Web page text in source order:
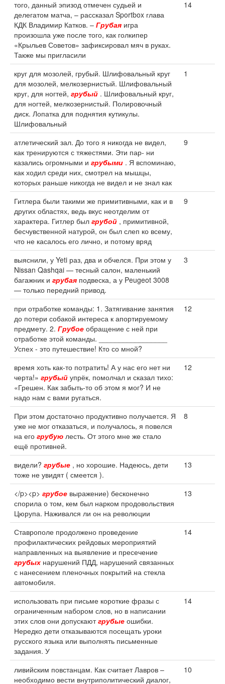
того, данный эпизод отмечен судьей и
делегатом матча, – рассказал Sportbox глава
КДК Владимир Катков. – Грубая игра
произошла уже после того, как голкипер
«Крыльев Советов» зафиксировал мяч в руках.
Также мы пригласили
14
круг для мозолей, грубый. Шлифовальный круг
для мозолей, мелкозернистый. Шлифовальный
круг, для ногтей, грубый . Шлифовальный круг,
для ногтей, мелкозернистый. Полировочный
диск. Лопатка для поднятия кутикулы.
Шлифовальный
1
атлетический зал. До того я никогда не видел,
как тренируются с тяжестями. Эти пар- ни
казались огромными и грубыми . Я вспоминаю,
как ходил среди них, смотрел на мышцы,
которых раньше никогда не видел и не знал как
9
Гитлера были такими же примитивными, как и в
других областях, ведь вкус неотделим от
характера. Гитлер был грубой , примитивной,
бесчувственной натурой, он был слеп ко всему,
что не касалось его лично, и потому вряд
9
выяснили, у Yeti раз, два и обчелся. При этом у
Nissan Qashqai — тесный салон, маленький
багажник и грубая подвеска, а у Peugeot 3008
— только передний привод.
3
при отработке команды: 1. Затягивание занятия
до потери собакой интереса к апортируемому
предмету. 2. Грубое обращение с ней при
отработке этой команды. _________________
Успех - это путешествие! Кто со мной?
12
время хоть как-то потратить! А у нас его нет ни
черта!» грубый упрёк, помолчал и сказал тихо:
«Грешен. Как забыть-то об этом я мог? И не
надо нам с вами ругаться.
12
При этом достаточно продуктивно получается. Я
уже не мог отказаться, и получалось, я повелся
на его грубую лесть. От этого мне же стало
ещё противней.
8
видели? грубые , но хорошие. Надеюсь, дети
тоже не увидят ( смеется ).
13
</p><p> грубое выражение) бесконечно
спорила о том, кем был нарком продовольствия
Цюрупа. Наживался ли он на революции
13
Ставрополе продолжено проведение
профилактических рейдовых мероприятий
направленных на выявление и пресечение
грубых нарушений ПДД, нарушений связанных
с нанесением пленочных покрытий на стекла
автомобиля.
14
использовать при письме короткие фразы с
ограниченным набором слов, но в написании
этих слов они допускаютгрубые ошибки.
Нередко дети отказываются посещать уроки
русского языка или выполнять письменные
задания. У
14
ливийским повстанцам. Как считает Лавров –
необходимо вести внутриполитический диалог,
10